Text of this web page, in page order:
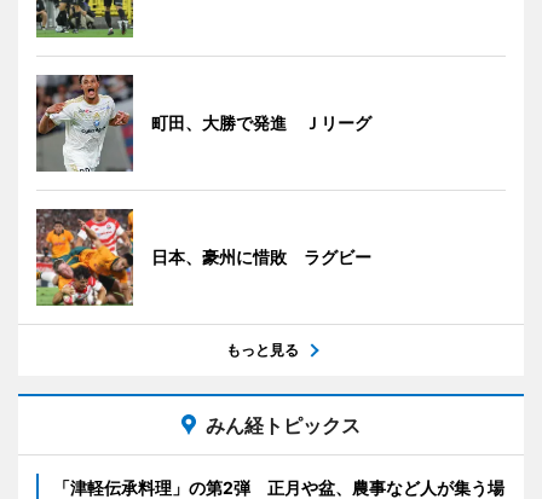
町田、大勝で発進 Ｊリーグ
日本、豪州に惜敗 ラグビー
もっと見る
みん経トピックス
「津軽伝承料理」の第2弾 正月や盆、農事など人が集う場